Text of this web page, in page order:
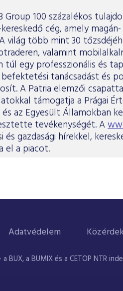
Group 100 százalékos
cég, amely
világ több mint 30
valamint
túl egy professzionális és
tanácsadást és
A Patria elemzői
támogatja a Prágai
az Egyesült Államokban
tevékenységét. A
gazdasági hírekkel,
el a piacot.
Adatvédelem
a BUMIX és a CETOP NTR